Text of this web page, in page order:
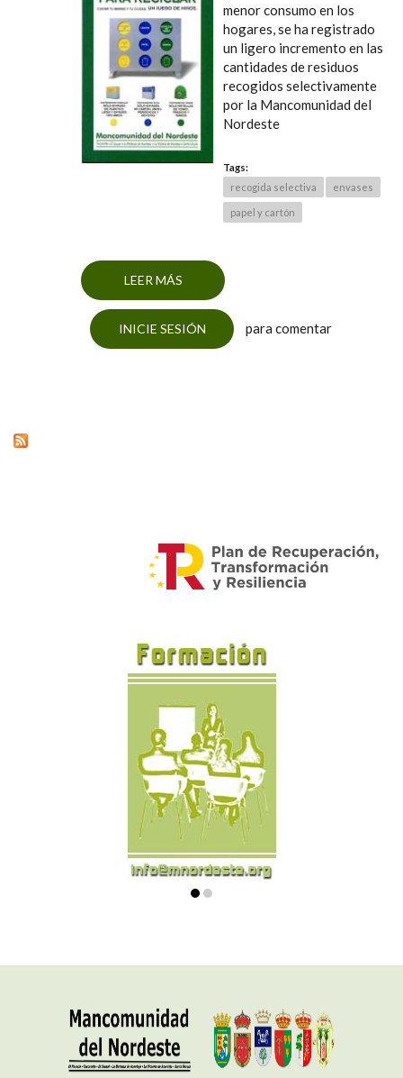
menor consumo en los
hogares, se ha registrado
un ligero incremento en las
cantidades de residuos
recogidos selectivamente
por la Mancomunidad del
Nordeste
Tags:
recogida selectiva
envases
papel y cartón
LEER MÁS
SOBRE BALANCE POSITIVO DE LA
RECOGIDA SELECTIVA EN EL 2012
INICIE SESIÓN para comentar